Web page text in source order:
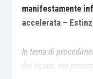
manifestamente
accelerata –
In tema di
dei ricorsi, nei